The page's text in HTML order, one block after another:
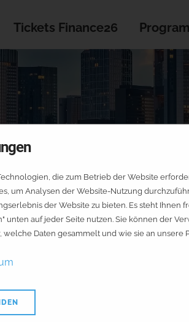
Tickets Finance26
die zum Betrieb der Website
um Analysen der Website-Nutzung
der Website zu bieten. Es steht
unten auf jeder Seite nutzen. Sie können der
Daten gesammelt und wie sie an